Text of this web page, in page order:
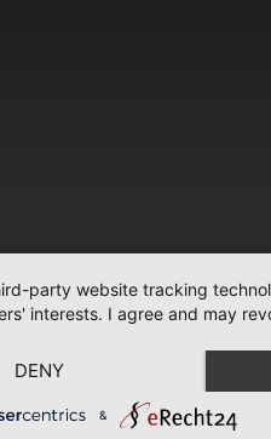
party website tracking
interests. I agree and may
DENY
&